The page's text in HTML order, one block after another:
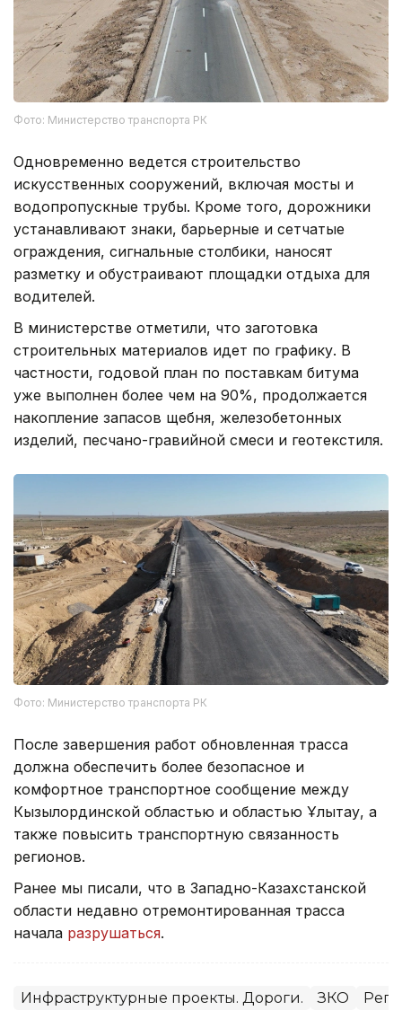
Фото: Министерство транспорта РК
Одновременно ведется строительство
искусственных сооружений, включая мосты и
водопропускные трубы. Кроме того, дорожники
устанавливают знаки, барьерные и сетчатые
ограждения, сигнальные столбики, наносят
разметку и обустраивают площадки отдыха для
водителей.
В министерстве отметили, что заготовка
строительных материалов идет по графику. В
частности, годовой план по поставкам битума
уже выполнен более чем на 90%, продолжается
накопление запасов щебня, железобетонных
изделий, песчано-гравийной смеси и геотекстиля.
Фото: Министерство транспорта РК
После завершения работ обновленная трасса
должна обеспечить более безопасное и
комфортное транспортное сообщение между
Кызылординской областью и областью Ұлытау, а
также повысить транспортную связанность
регионов.
Ранее мы писали, что в Западно-Казахстанской
области недавно отремонтированная трасса
начала разрушаться.
Инфраструктурные проекты. Дороги. ЗКО